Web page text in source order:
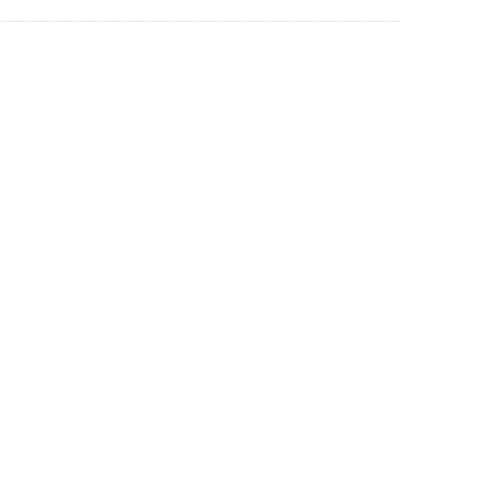
mit Beeinträchtigungen.
ist stark beeinträchtigt.